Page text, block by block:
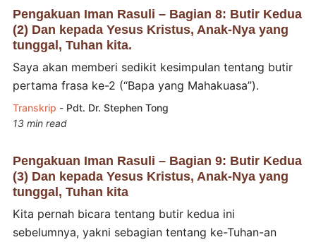
Pengakuan Iman Rasuli – Bagian 8: Butir Kedua
(2) Dan kepada Yesus Kristus, Anak-Nya yang
tunggal, Tuhan kita.
Saya akan memberi sedikit kesimpulan tentang butir
pertama frasa ke-2 (“Bapa yang Mahakuasa”).
Transkrip - Pdt. Dr. Stephen Tong
13 min read
Pengakuan Iman Rasuli – Bagian 9: Butir Kedua
(3) Dan kepada Yesus Kristus, Anak-Nya yang
tunggal, Tuhan kita
Kita pernah bicara tentang butir kedua ini
sebelumnya, yakni sebagian tentang ke-Tuhan-an